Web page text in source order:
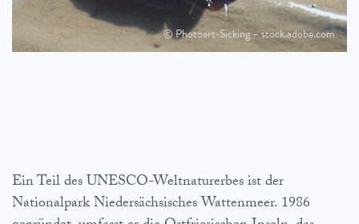
© Photoart-Sicking – stock.adobe.com
Ein Teil des UNESCO-Weltnaturerbes ist der
Nationalpark Niedersächsisches Wattenmeer. 1986